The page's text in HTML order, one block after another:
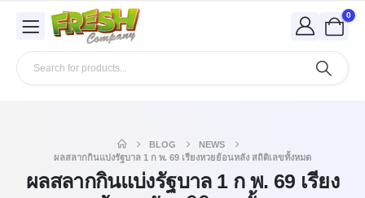
0
BLOG
NEWS
ผลสลากกินแบ่งรัฐบาล 1 ก พ. 69 เรียงหวยย้อนหลัง สถิติเลขทั้งหมด
ผลสลากกินแบ่งรัฐบาล 1 ก พ. 69 เรียง